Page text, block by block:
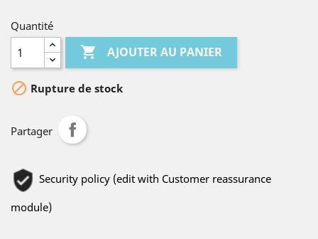
Quantité
 AJOUTER AU PANIER
 Rupture de stock
Partager
Security policy (edit with Customer reassurance
module)